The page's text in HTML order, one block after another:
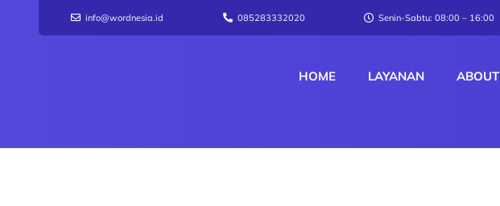
info@wordnesia.id 085283332020 Senin-Sabtu: 08:00 – 16:00
HOME LAYANAN ABOUT